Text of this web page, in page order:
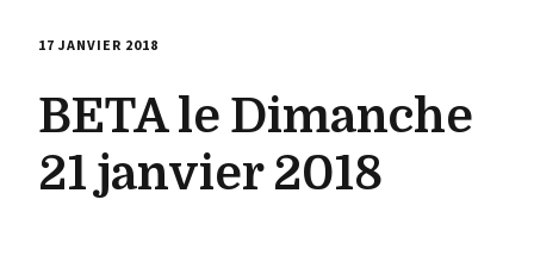
17 JANVIER 2018
BETA le Dimanche
21 janvier 2018